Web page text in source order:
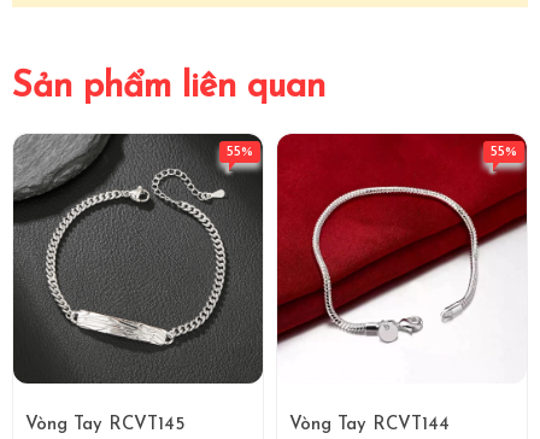
Sản phẩm liên quan
55%
Vòng Tay RCVT145
55%
Vòng Tay RCVT144